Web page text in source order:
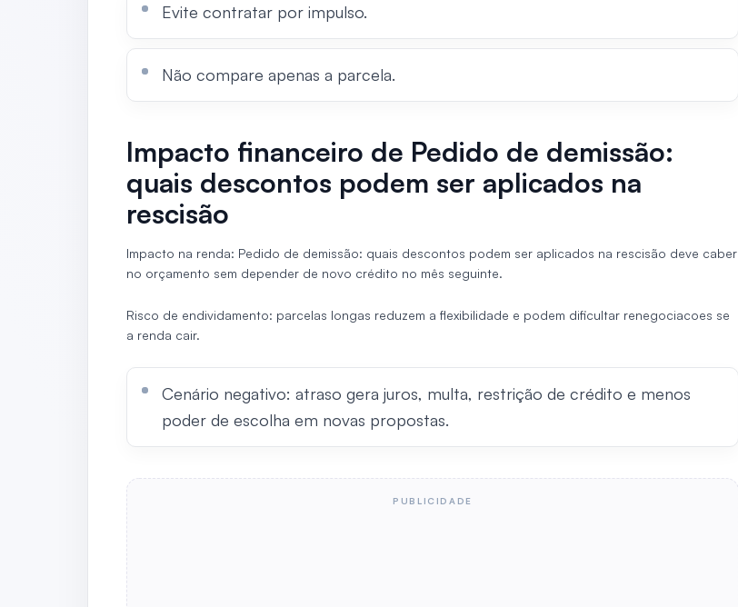
Evite contratar por impulso.
Não compare apenas a parcela.
Impacto financeiro de Pedido de demissão:
quais descontos podem ser aplicados na
rescisão
Impacto na renda: Pedido de demissão: quais descontos podem ser aplicados na rescisão deve caber
no orçamento sem depender de novo crédito no mês seguinte.
Risco de endividamento: parcelas longas reduzem a flexibilidade e podem dificultar renegociacoes se
a renda cair.
Cenário negativo: atraso gera juros, multa, restrição de crédito e menos
poder de escolha em novas propostas.
PUBLICIDADE